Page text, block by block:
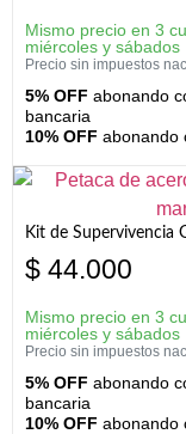
Mismo precio en 3
miércoles y sábados
Precio sin impuestos
5% OFF abonando
bancaria
10% OFF abonando
Kit de Supervivencia
$ 44.000
Mismo precio en 3
miércoles y sábados
Precio sin impuestos
5% OFF abonando
bancaria
10% OFF abonando